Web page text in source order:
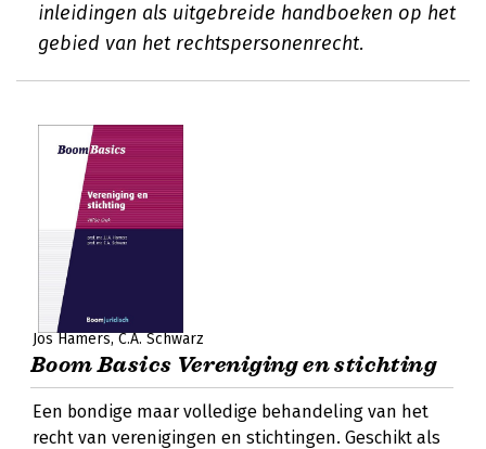
inleidingen als uitgebreide handboeken op het
gebied van het rechtspersonenrecht.
Jos Hamers C.A. Schwarz
Boom Basics Vereniging en stichting
Een bondige maar volledige behandeling van het
recht van verenigingen en stichtingen. Geschikt als